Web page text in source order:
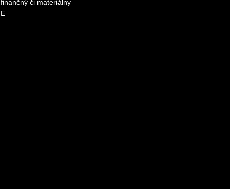
či materiálny